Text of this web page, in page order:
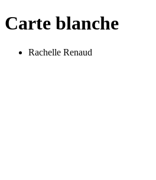
Carte blanche
Rachelle Renaud